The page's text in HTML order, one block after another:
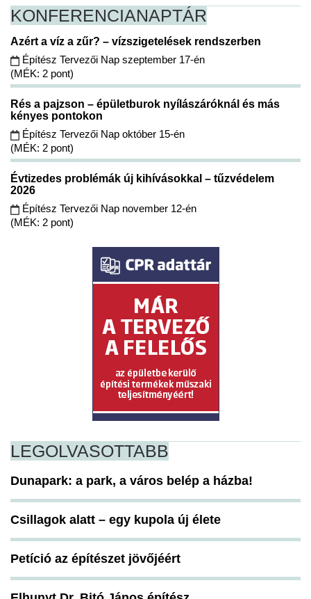
KONFERENCIANAPTÁR
Azért a víz a zűr? – vízszigetelések rendszerben
Építész Tervezői Nap szeptember 17-én
(MÉK: 2 pont)
Rés a pajzson – épületburok nyílászáróknál és más
kényes pontokon
Építész Tervezői Nap október 15-én
(MÉK: 2 pont)
Évtizedes problémák új kihívásokkal – tűzvédelem
2026
Építész Tervezői Nap november 12-én
(MÉK: 2 pont)
LEGOLVASOTTABB
Dunapark: a park, a város belép a házba!
Csillagok alatt – egy kupola új élete
Petíció az építészet jövőjéért